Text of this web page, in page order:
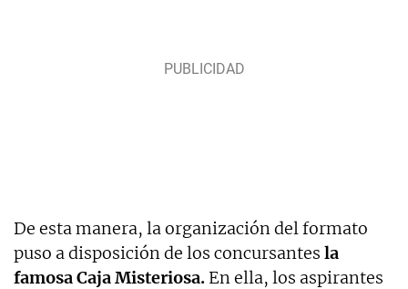
De esta manera, la organización del formato
puso a disposición de los concursantes la
famosa Caja Misteriosa. En ella, los aspirantes